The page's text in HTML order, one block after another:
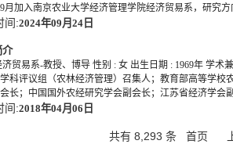
月加入南京农业大学经济管理学院经济贸易系，研究方
间:2024年09月24日
介
济贸易系-教授、博导 性别 : 女 出生日期 : 1969年 学术
科评议组（农林经济管理）召集人；教育部高等学
长；中国国外农经研究学会副会长；江苏省经济学会
间:2018年04月06日
共有 8,293 条首页